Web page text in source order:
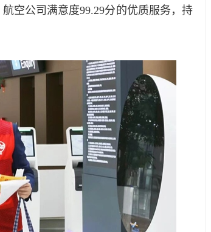
空公司满意度99.29分的优质服务， 持